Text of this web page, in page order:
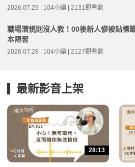
2026.07.29 | 104小編 | 2131觀看數
職場潛規則沒人教！00後新人慘被貼標
本陋習
2026.07.28 | 104小編 | 2127觀看數
最新影音上架
28:13